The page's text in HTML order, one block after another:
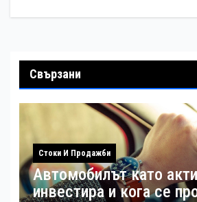
Свързани
Стоки И Продажби
Автомобилът като
инвестира и кога се